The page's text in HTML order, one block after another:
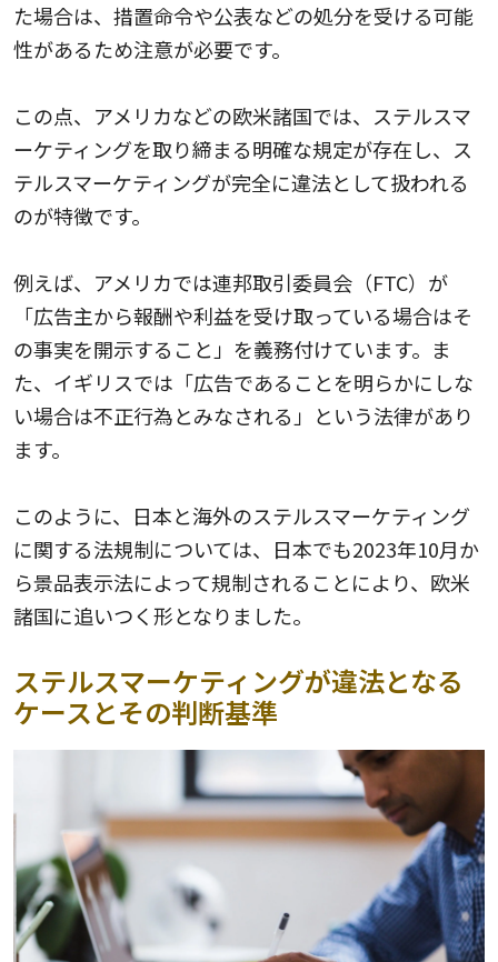
た場合は、措置命令や公表などの処分を受ける可能
性があるため注意が必要です。
この点、アメリカなどの欧米諸国では、ステルスマ
ーケティングを取り締まる明確な規定が存在し、ス
テルスマーケティングが完全に違法として扱われる
のが特徴です。
例えば、アメリカでは連邦取引委員会（FTC）が
「広告主から報酬や利益を受け取っている場合はそ
の事実を開示すること」を義務付けています。ま
た、イギリスでは「広告であることを明らかにしな
い場合は不正行為とみなされる」という法律があり
ます。
このように、日本と海外のステルスマーケティング
に関する法規制については、日本でも2023年10月か
ら景品表示法によって規制されることにより、欧米
諸国に追いつく形となりました。
ステルスマーケティングが違法となる
ケースとその判断基準